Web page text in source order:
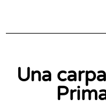
Una